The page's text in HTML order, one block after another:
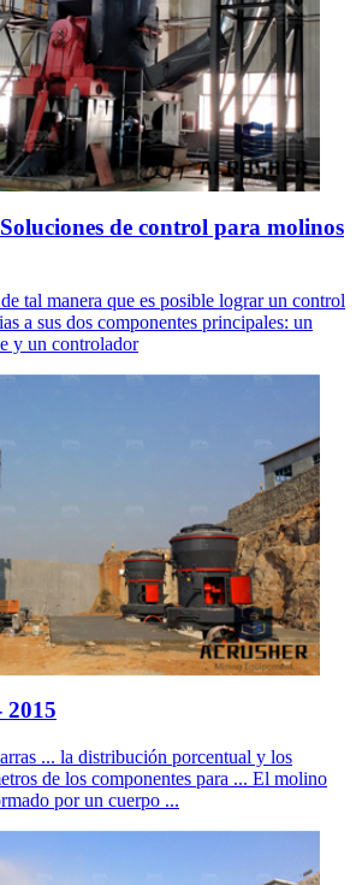
de control para molinos
tal manera que es posible lograr un control
a sus dos componentes principales: un
y un controlador
2015
... la distribución porcentual y los
de los componentes para ... El molino
por un cuerpo ...